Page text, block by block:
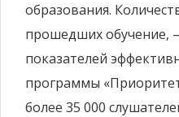
образования.
прошедших обучение,
показателей
программы
более 35 000